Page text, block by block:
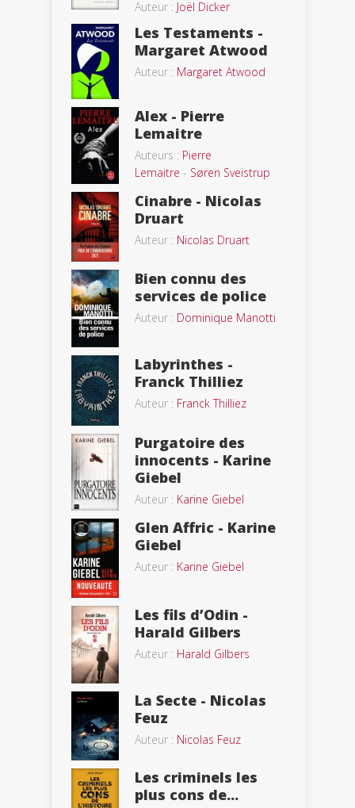
Auteur : Joël Dicker
Les Testaments -
Margaret Atwood
Auteur : Margaret Atwood
Alex - Pierre
Lemaitre
Auteurs : Pierre
Lemaitre - Søren Sveistrup
Cinabre - Nicolas
Druart
Auteur : Nicolas Druart
Bien connu des
services de police
Auteur : Dominique Manotti
Labyrinthes -
Franck Thilliez
Auteur : Franck Thilliez
Purgatoire des
innocents - Karine
Giebel
Auteur : Karine Giebel
Glen Affric - Karine
Giebel
Auteur : Karine Giebel
Les fils d’Odin -
Harald Gilbers
Auteur : Harald Gilbers
La Secte - Nicolas
Feuz
Auteur : Nicolas Feuz
Les criminels les
plus cons de...